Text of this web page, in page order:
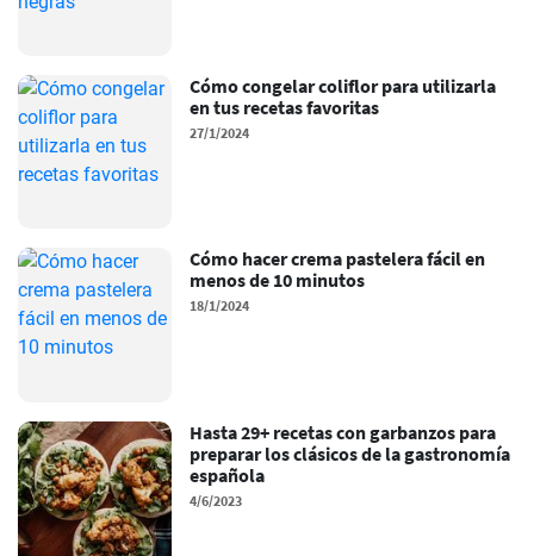
Cómo congelar coliflor para utilizarla
en tus recetas favoritas
27/1/2024
Cómo hacer crema pastelera fácil en
menos de 10 minutos
18/1/2024
Hasta 29+ recetas con garbanzos para
preparar los clásicos de la gastronomía
española
4/6/2023